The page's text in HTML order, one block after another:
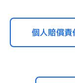
個人賠償責